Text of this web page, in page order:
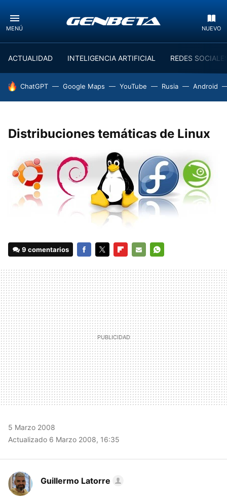
MENÚ NUEVO
ACTUALIDAD INTELIGENCIA ARTIFICIAL REDES
HOY SE HABLA DE
ChatGPT Google Maps YouTube Rusia Android
Distribuciones temáticas de Linux
9 comentarios
MAIL
5 Marzo 2008
Actualizado 6 Marzo 2008, 16:35
Guillermo Latorre